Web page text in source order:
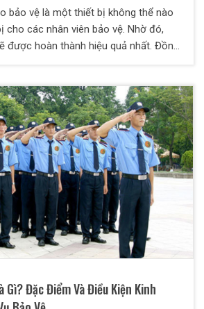
bảo vệ là một thiết bị không thể nào
cho các nhân viên bảo vệ. Nhờ đó,
được hoàn thành hiệu quả nhất. Đồng
Cách sử dụng ra sao? Hãy cùng
Hoàng theo dõi ở bài viết dưới đây
Gì? Đặc Điểm Và Điều Kiện Kinh